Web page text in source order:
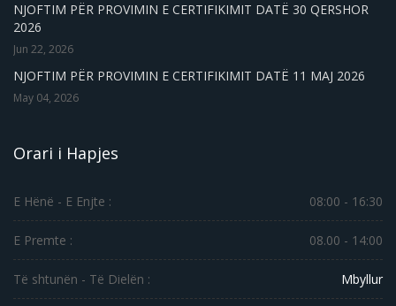
NJOFTIM PËR PROVIMIN E CERTIFIKIMIT DATË 30 QERSHOR
2026
Jun 22, 2026
NJOFTIM PËR PROVIMIN E CERTIFIKIMIT DATË 11 MAJ 2026
May 04, 2026
Orari i Hapjes
E Hënë - E Enjte : 08:00 - 16:30
E Premte : 08.00 - 14:00
Të shtunën - Të Dielën : Mbyllur